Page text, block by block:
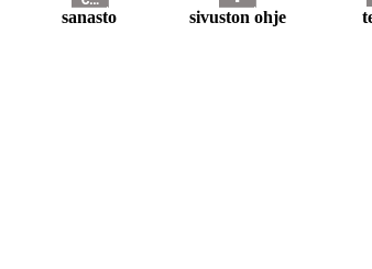
sanasto sivuston ohje